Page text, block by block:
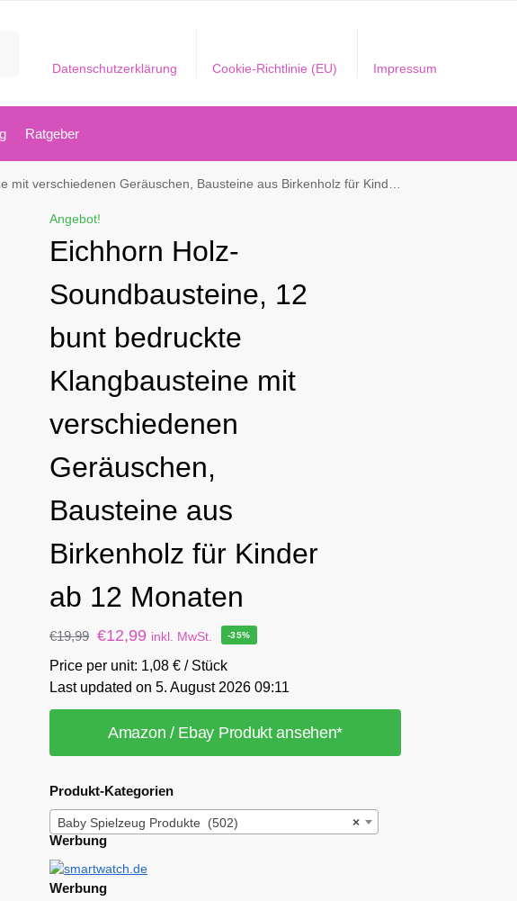
Datenschutzerklärung Cookie-Richtlinie (EU) Impressum
Ratgeber
Geräuschen, Bausteine aus Birkenholz für Kinder ab 12 Monaten
Angebot!
Eichhorn Holz-
Soundbausteine, 12
bunt bedruckte
Klangbausteine mit
verschiedenen
Geräuschen,
Bausteine aus
Birkenholz für Kinder
ab 12 Monaten
€19,99 €12,99 inkl. MwSt. -35%
Price per unit: 1,08 € / Stück
Last updated on 5. August 2026 09:11
Amazon / Ebay Produkt ansehen*
Produkt-Kategorien
×
Baby Spielzeug Produkte (502)
Werbung
Werbung